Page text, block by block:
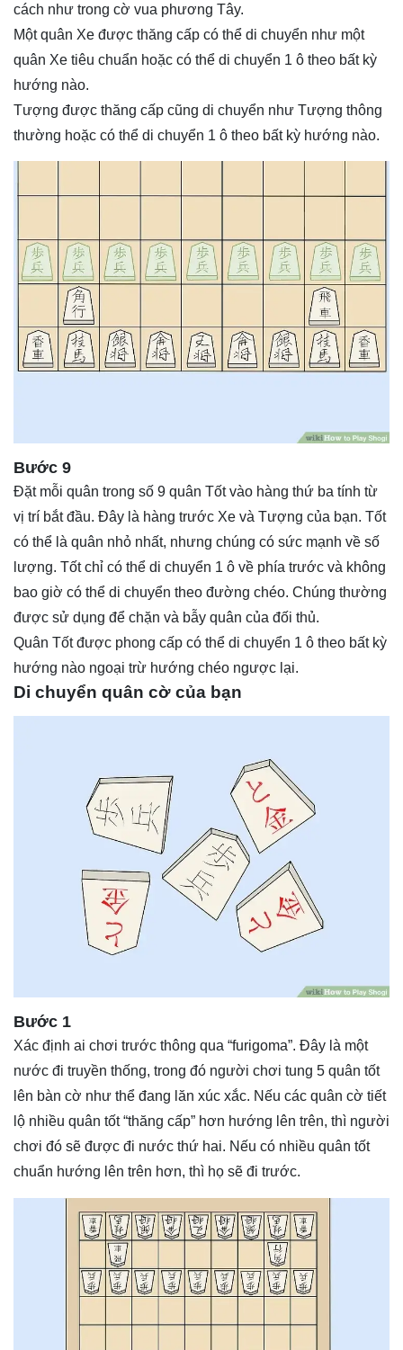
cách như trong cờ vua phương Tây.
Một quân Xe được thăng cấp có thể di chuyển như một
quân Xe tiêu chuẩn hoặc có thể di chuyển 1 ô theo bất kỳ
hướng nào.
Tượng được thăng cấp cũng di chuyển như Tượng thông
thường hoặc có thể di chuyển 1 ô theo bất kỳ hướng nào.
Bước 9
Đặt mỗi quân trong số 9 quân Tốt vào hàng thứ ba tính từ
vị trí bắt đầu. Đây là hàng trước Xe và Tượng của bạn. Tốt
có thể là quân nhỏ nhất, nhưng chúng có sức mạnh về số
lượng. Tốt chỉ có thể di chuyển 1 ô về phía trước và không
bao giờ có thể di chuyển theo đường chéo. Chúng thường
được sử dụng để chặn và bẫy quân của đối thủ.
Quân Tốt được phong cấp có thể di chuyển 1 ô theo bất kỳ
hướng nào ngoại trừ hướng chéo ngược lại.
Di chuyển quân cờ của bạn
Bước 1
Xác định ai chơi trước thông qua “furigoma”. Đây là một
nước đi truyền thống, trong đó người chơi tung 5 quân tốt
lên bàn cờ như thể đang lăn xúc xắc. Nếu các quân cờ tiết
lộ nhiều quân tốt “thăng cấp” hơn hướng lên trên, thì người
chơi đó sẽ được đi nước thứ hai. Nếu có nhiều quân tốt
chuẩn hướng lên trên hơn, thì họ sẽ đi trước.